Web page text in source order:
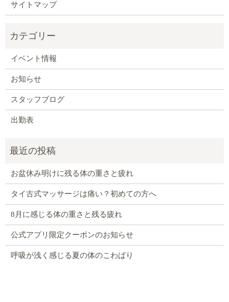
サイトマップ
イベント情報
お知らせ
スタッフブログ
出勤表
お盆休み明けに残る体の重さと疲れ
タイ古式マッサージは痛い？初めての方へ
8月に感じる体の重さと残る疲れ
公式アプリ限定クーポンのお知らせ
呼吸が浅く感じる夏の体のこわばり